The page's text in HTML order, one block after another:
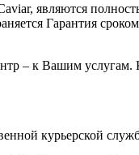
являются
Гарантия
– к Вашим
курьерской